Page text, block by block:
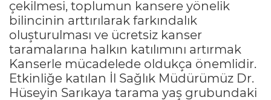
çekilmesi, toplumun kansere yönelik
bilincinin arttırılarak farkındalık
oluşturulması ve ücretsiz kanser
taramalarına halkın katılımını artırmak
Kanserle mücadelede oldukça önemlidir.
Etkinliğe katılan İl Sağlık Müdürümüz Dr.
Hüseyin Sarıkaya tarama yaş grubundaki